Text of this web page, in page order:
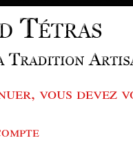
vous devez